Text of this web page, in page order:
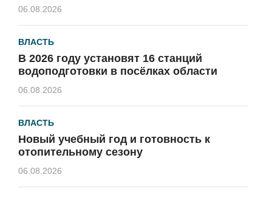
06.08.2026
ВЛАСТЬ
В 2026 году установят 16 станций
водоподготовки в посёлках области
06.08.2026
ВЛАСТЬ
Новый учебный год и готовность к
отопительному сезону
06.08.2026